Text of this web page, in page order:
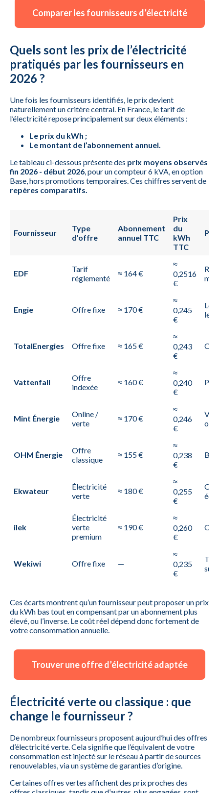
Comparer les fournisseurs d’électricité
Quels sont les prix de l’électricité
pratiqués par les fournisseurs en
2026 ?
Une fois les fournisseurs identifiés, le prix devient
naturellement un critère central. En France, le tarif de
l’électricité repose principalement sur deux éléments :
Le prix du kWh ;
Le montant de l’abonnement annuel.
Le tableau ci-dessous présente des prix moyens observés
fin 2026 - début 2026, pour un compteur 6 kVA, en option
Base, hors promotions temporaires. Ces chiffres servent de
repères comparatifs.
Fournisseur
Type
d’offre
Abonnement
annuel TTC
Prix
du
kWh
TTC
EDF
Tarif
réglementé
≈ 164 €
≈
0,2516
€
Engie Offre fixe ≈ 170 €
≈
0,245
€
le
TotalEnergies Offre fixe ≈ 165 €
≈
0,243
€
Vattenfall
Offre
indexée
≈ 160 €
≈
0,240
€
Mint Énergie
Online /
verte
≈ 170 €
≈
0,246
€
OHM Énergie
Offre
classique
≈ 155 €
≈
0,238
€
Ekwateur
Électricité
verte
≈ 180 €
≈
0,255
€
ilek
Électricité
verte
premium
≈ 190 €
≈
0,260
€
Wekiwi Offre fixe —
≈
0,235
€
sur
Ces écarts montrent qu’un fournisseur peut proposer un prix
du kWh bas tout en compensant par un abonnement plus
élevé, ou l’inverse. Le coût réel dépend donc fortement de
votre consommation annuelle.
Trouver une offre d’électricité adaptée
Électricité verte ou classique : que
change le fournisseur ?
De nombreux fournisseurs proposent aujourd’hui des offres
d’électricité verte. Cela signifie que l’équivalent de votre
consommation est injecté sur le réseau à partir de sources
renouvelables, via un système de garanties d’origine.
Certaines offres vertes affichent des prix proches des